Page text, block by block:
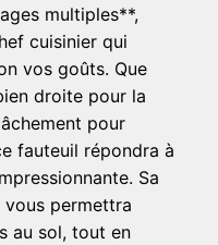
multiples**,
cuisinier qui
vos goûts. Que
droite pour la
pour
fauteuil répondra à
Sa
vous permettra
au sol, tout en